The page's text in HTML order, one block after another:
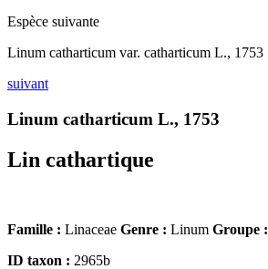
Espèce suivante
Linum catharticum var. catharticum L., 1753
suivant
Linum catharticum L., 1753
Lin cathartique
Famille : Linaceae Genre : Linum Groupe :
ID taxon : 2965b